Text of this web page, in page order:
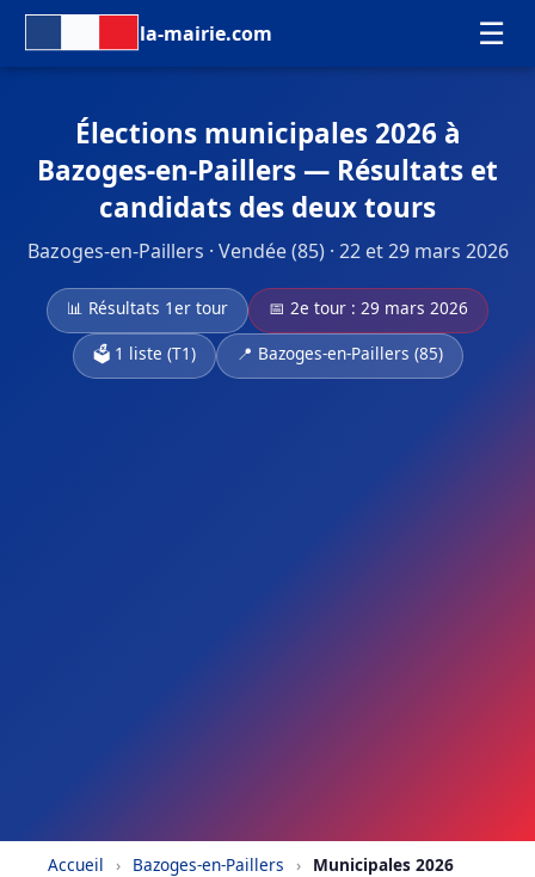
la-mairie.com ☰
Élections municipales 2026 à
Bazoges-en-Paillers — Résultats et
candidats des deux tours
Bazoges-en-Paillers · Vendée (85) · 22 et 29 mars 2026
📊 Résultats 1er tour
📅 2e tour : 29 mars 2026
🗳️ 1 liste (T1)
📍 Bazoges-en-Paillers (85)
Accueil › Bazoges-en-Paillers › Municipales 2026